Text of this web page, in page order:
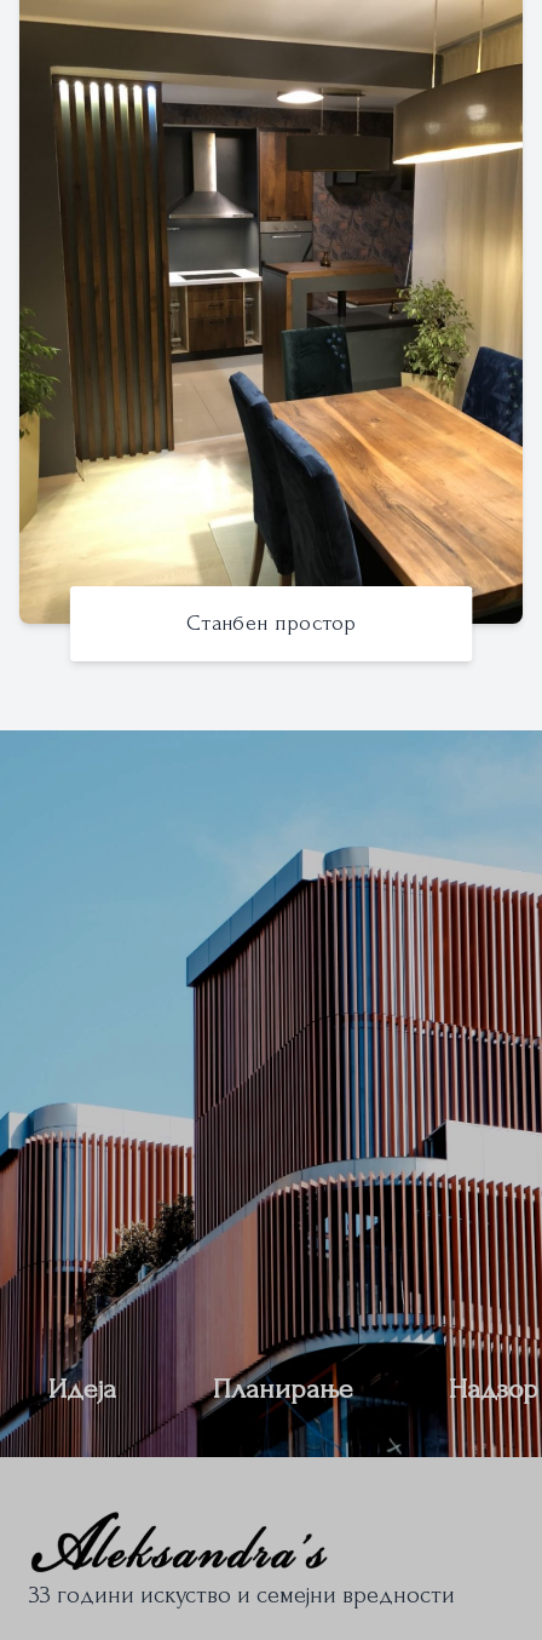
Станбен простор
Идеја Планирање Надзор
33 години искуство и семејни вредности